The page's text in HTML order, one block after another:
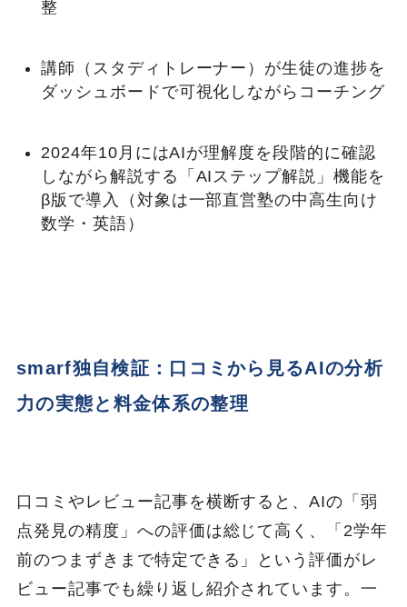
整
講師（スタディトレーナー）が生徒の進捗を
ダッシュボードで可視化しながらコーチング
2024年10月にはAIが理解度を段階的に確認
しながら解説する「AIステップ解説」機能を
β版で導入（対象は一部直営塾の中高生向け
数学・英語）
smarf独自検証：口コミから見るAIの分析
力の実態と料金体系の整理
口コミやレビュー記事を横断すると、AIの「弱
点発見の精度」への評価は総じて高く、「2学年
前のつまずきまで特定できる」という評価がレ
ビュー記事でも繰り返し紹介されています。一